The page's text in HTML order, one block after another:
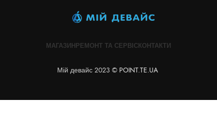
МАГАЗИНРЕМОНТ ТА СЕРВІСКОНТАКТИ
Мій девайс 2023 © POINT.TE.UA